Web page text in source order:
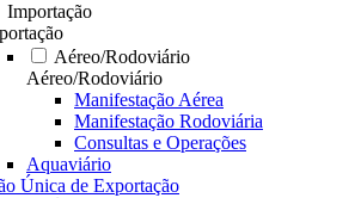
Importação
Aéreo/Rodoviário
Aéreo/Rodoviário
Manifestação Aérea
Manifestação Rodoviária
Consultas e Operações
Aquaviário
Única de Exportação